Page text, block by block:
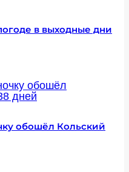
в выходные дни
обошёл Кольский